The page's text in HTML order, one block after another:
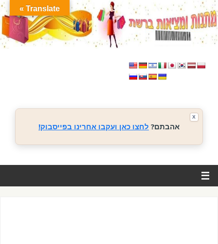
אהבתם? לחצו כאן ועקבו אחרינו בפייסבוק!
X
Translate »